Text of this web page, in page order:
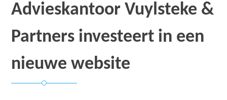
Advieskantoor Vuylsteke &
Partners investeert in een
nieuwe website